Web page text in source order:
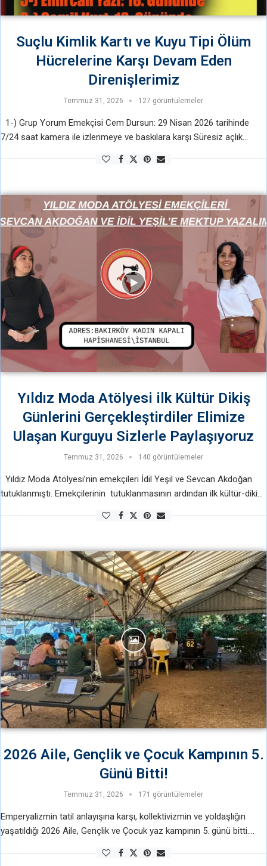
Suçlu Kimlik Kartı ve Kuyu Tipi Ölüm
Hücrelerine Karşı Devam Eden
Direnişlerimiz
Temmuz 31, 2026 127 görüntülemeler
1-) Grup Yorum Emekçisi Cem Dursun: 29 Nisan 2026 tarihinde
7/24 saat kamera ile izlenmeye ve baskılara karşı Süresiz açlık
Yıldız Moda Atölyesi ilk Kültür Dikiş
Günlerini Gerçekleştirdiler Elimize
Ulaşan Kurguyu Sizlerle Paylaşıyoruz
Temmuz 31, 2026 140 görüntülemeler
Yıldız Moda Atölyesi’nin emekçileri İdil Yeşil ve Sevcan Akdoğan
tutuklanmıştı. Emekçilerinin tutuklanmasının ardından ilk kültür-dikiş
2026 Aile, Gençlik ve Çocuk Kampının 5.
Günü Bitti!
Temmuz 31, 2026 171 görüntülemeler
Emperyalizmin tatil anlayışına karşı, kollektivizmin ve yoldaşlığın
yaşatıldığı 2026 Aile, Gençlik ve Çocuk yaz kampının 5. günü bitti.